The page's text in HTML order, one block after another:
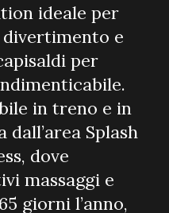
ideale per
e
per
in treno e in
Splash
dove
massaggi e
giorni l’anno,